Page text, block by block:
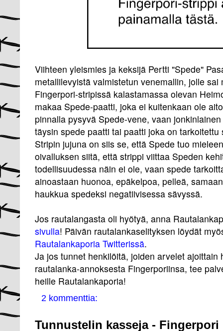
Viihteen yleismies ja keksijä Pertti "Spede"
metallilevyistä valmistetun venemallin, jolle sai
Fingerpori-stripissä kalastamassa olevan
makaa Spede-paatti, joka ei kuitenkaan ole
pinnalla pysyvä Spede-vene, vaan
täysin spede paatti tai paatti joka on tarkoitettu
Stripin jujuna on siis se, että Spede tuo
oivalluksen siitä, että strippi viittaa Speden
todellisuudessa näin ei ole, vaan spede
ainoastaan huonoa, epäkelpoa, pelleä,
haukkua spedeksi negatiivisessa sävyssä.
Jos rautalangasta oli hyötyä, anna
sivulla! Päivän rautalankaselityksen löydät
Rautalankaporia Twitterissä.
Ja jos tunnet henkilöitä, joiden arvelet ajoittain
rautalanka-annoksesta Fingerporiinsa, tee
heille Rautalankaporia!
2 kommenttia:
Tunnustelin kasseja - Fingerpori